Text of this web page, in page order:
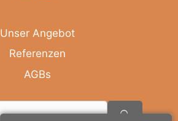
Unser Angebot
Referenzen
AGBs